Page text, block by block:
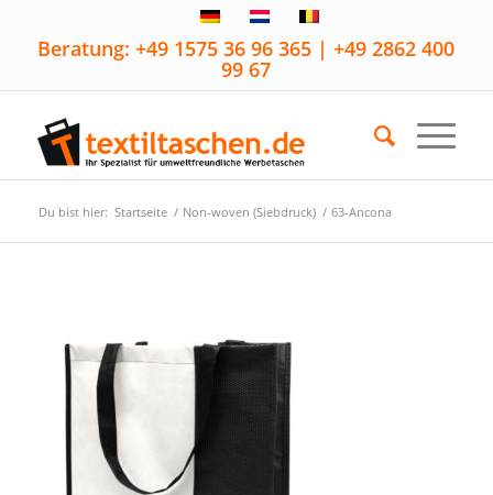
Beratung: +49 1575 36 96 365 | +49 2862 400
99 67
Du bist hier: Startseite / Non-woven (Siebdruck) / 63-Ancona